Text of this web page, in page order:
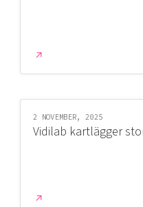
2 NOVEMBER, 2025
Vidilab kartlägger